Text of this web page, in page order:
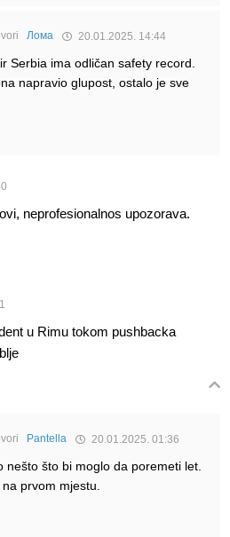
Лома 20.01.2025. 14:44
Serbia ima odličan safety record.
napravio glupost, ostalo je sve
neprofesionalnos upozorava.
u Rimu tokom pushbacka
Pantella 20.01.2025. 01:36
nešto što bi moglo da poremeti let.
prvom mjestu.